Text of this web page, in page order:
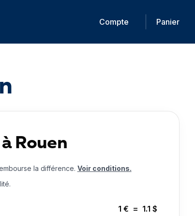
Compte Panier
Rouen
la différence. Voir conditions.
1 € = 1.1 $